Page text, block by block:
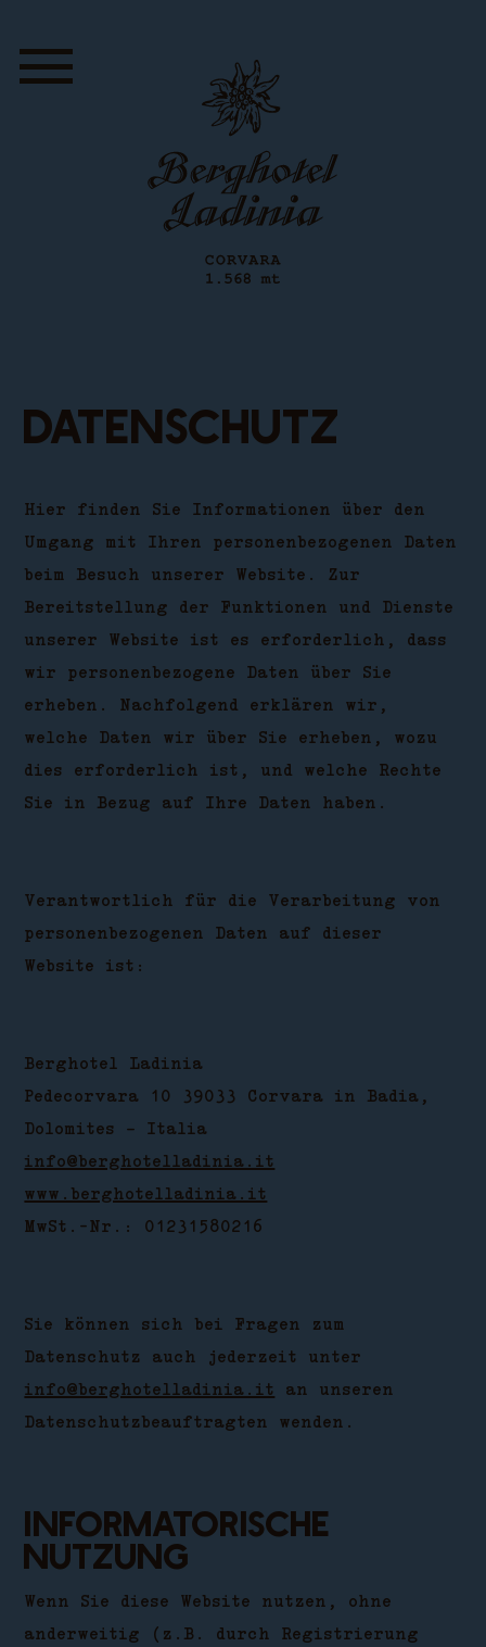
Datenschutz
Hier finden Sie Informationen über den
Umgang mit Ihren personenbezogenen Daten
beim Besuch unserer Website. Zur
Bereitstellung der Funktionen und Dienste
unserer Website ist es erforderlich, dass
wir personenbezogene Daten über Sie
erheben. Nachfolgend erklären wir,
welche Daten wir über Sie erheben, wozu
dies erforderlich ist, und welche Rechte
Sie in Bezug auf Ihre Daten haben.
Verantwortlich für die Verarbeitung von
personenbezogenen Daten auf dieser
Website ist:
Berghotel Ladinia
Pedecorvara 10 39033 Corvara in Badia,
Dolomites – Italia
info@berghotelladinia.it
www.berghotelladinia.it
MwSt.-Nr.: 01231580216
Sie können sich bei Fragen zum
Datenschutz auch jederzeit unter
info@berghotelladinia.it an unseren
Datenschutzbeauftragten wenden.
Informatorische
Nutzung
Wenn Sie diese Website nutzen, ohne
anderweitig (z.B. durch Registrierung